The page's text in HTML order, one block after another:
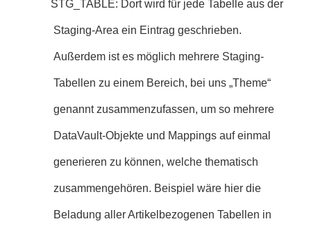
STG_TABLE: Dort wird für jede Tabelle aus der
Staging-Area ein Eintrag geschrieben.
Außerdem ist es möglich mehrere Staging-
Tabellen zu einem Bereich, bei uns „Theme“
genannt zusammenzufassen, um so mehrere
DataVault-Objekte und Mappings auf einmal
generieren zu können, welche thematisch
zusammengehören. Beispiel wäre hier die
Beladung aller Artikelbezogenen Tabellen in